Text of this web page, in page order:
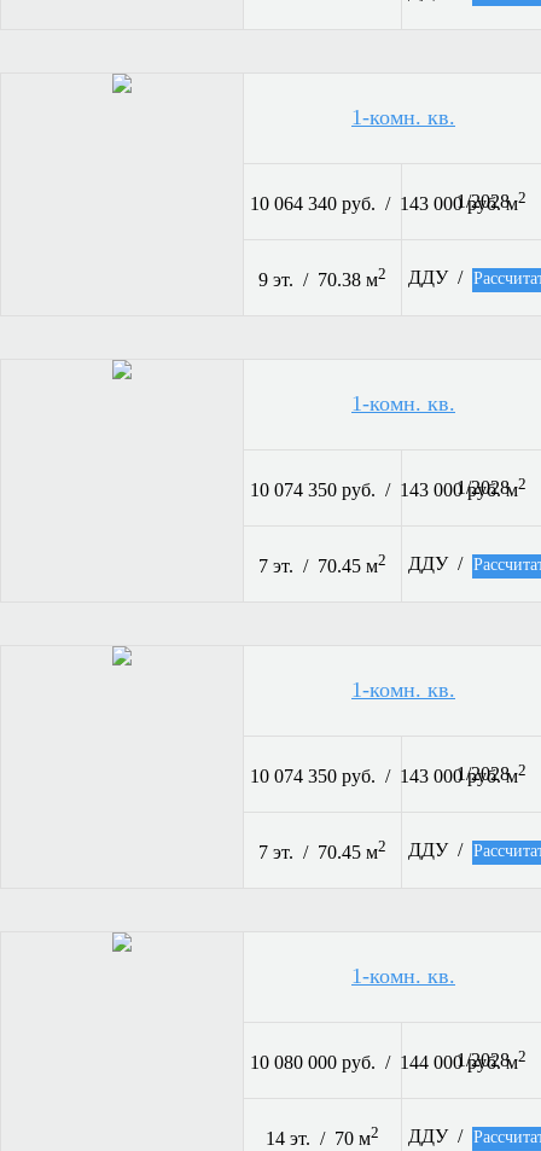
1-комн. кв.
10 064 340 руб. / 143 000 руб. м2
1/2028
9 эт. / 70.38 м2 ДДУ /
1-комн. кв.
10 074 350 руб. / 143 000 руб. м2
1/2028
7 эт. / 70.45 м2 ДДУ /
1-комн. кв.
10 074 350 руб. / 143 000 руб. м2
1/2028
7 эт. / 70.45 м2 ДДУ /
1-комн. кв.
10 080 000 руб. / 144 000 руб. м2
1/2028
14 эт. / 70 м2 ДДУ /